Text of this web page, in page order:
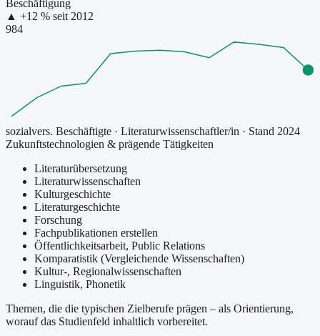
Beschäftigung
▲ +12 % seit 2012
984
sozialvers. Beschäftigte · Literaturwissenschaftler/in · Stand 2024
Zukunftstechnologien & prägende Tätigkeiten
Literaturübersetzung
Literaturwissenschaften
Kulturgeschichte
Literaturgeschichte
Forschung
Fachpublikationen erstellen
Öffentlichkeitsarbeit, Public Relations
Komparatistik (Vergleichende Wissenschaften)
Kultur-, Regionalwissenschaften
Linguistik, Phonetik
Themen, die die typischen Zielberufe prägen – als Orientierung,
worauf das Studienfeld inhaltlich vorbereitet.